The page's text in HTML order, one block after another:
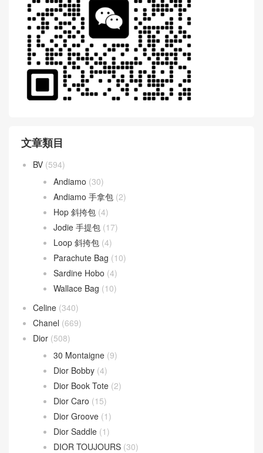
WeChat 微信互動
文章類目
(594)
Andiamo(30)
Andiamo 手拿包
Hop 斜挎包
Jodie 手提包
Loop 斜挎包
(4)
Parachute Bag
Sardine Hobo (4)
Wallace Bag (10)
Celine(340)
Chanel(669)
Dior
(508)